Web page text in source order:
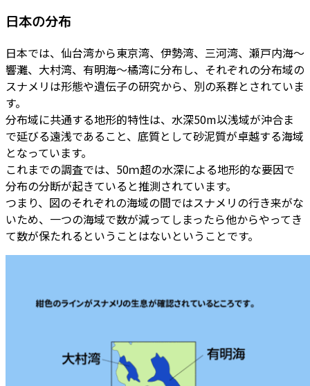
日本の分布
日本では、仙台湾から東京湾、伊勢湾、三河湾、瀬戸内海～
響灘、大村湾、有明海～橘湾に分布し、それぞれの分布域の
スナメリは形態や遺伝子の研究から、別の系群とされていま
す。
分布域に共通する地形的特性は、水深50m以浅域が沖合ま
で延びる遠浅であること、底質として砂泥質が卓越する海域
となっています。
これまでの調査では、50ｍ超の水深による地形的な要因で
分布の分断が起きていると推測されています。
つまり、図のそれぞれの海域の間ではスナメリの行き来がな
いため、一つの海域で数が減ってしまったら他からやってき
て数が保たれるということはないということです。